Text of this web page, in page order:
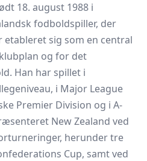
18. august 1988 i
fodboldspiller, der
sig som en central
og for det
Han har spillet i
i Major League
Premier Division og i A-
New Zealand ved
herunder tre
Cup, samt ved